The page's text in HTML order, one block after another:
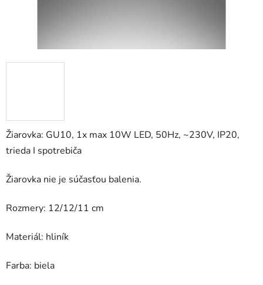
Žiarovka: GU10, 1x max 10W LED, 50Hz, ~230V, IP20,
trieda I spotrebiča
Žiarovka nie je súčasťou balenia.
Rozmery: 12/12/11 cm
Materiál: hliník
Farba: biela